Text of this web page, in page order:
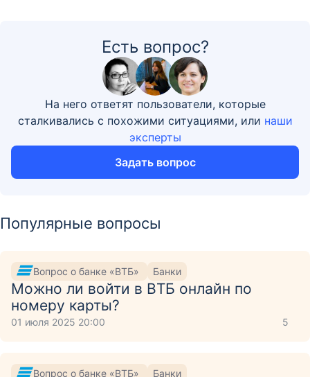
Есть вопрос?
На него ответят пользователи, которые
сталкивались с похожими ситуациями, или наши
эксперты
Задать вопрос
Популярные вопросы
Вопрос о банке «ВТБ» Банки
Можно ли войти в ВТБ онлайн по
номеру карты?
01 июля 2025 20:00 5
Вопрос о банке «ВТБ» Банки